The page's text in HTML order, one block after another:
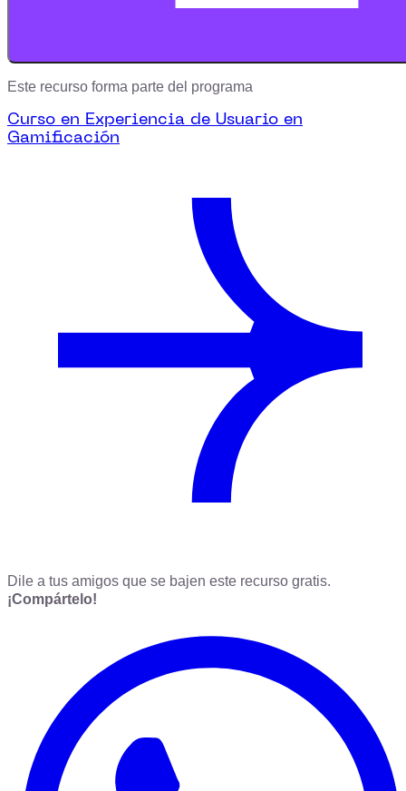
Este recurso forma parte del programa
Curso en Experiencia de Usuario en
Gamificación
Dile a tus amigos que se bajen este recurso gratis.
¡Compártelo!